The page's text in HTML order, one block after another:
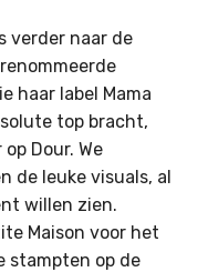
verder naar de
haar label Mama
top bracht,
Dour. We
de leuke visuals, al
willen zien.
Maison voor het
stampten op de